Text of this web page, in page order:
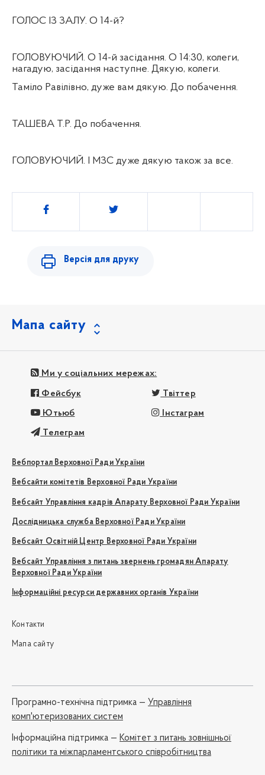
ГОЛОС ІЗ ЗАЛУ. О 14-й?
ГОЛОВУЮЧИЙ. О 14-й засідання. О 14:30, колеги,
нагадую, засідання наступне. Дякую, колеги.
Таміло Равілівно, дуже вам дякую. До побачення.
ТАШЕВА Т.Р. До побачення.
ГОЛОВУЮЧИЙ. І МЗС дуже дякую також за все.
Поділитись
Версія для друку
Мапа сайту
Ми у соціальних мережах:
Фейсбук Твіттер
Ютьюб Інстаграм
Телеграм
Вебпортал Верховної Ради України
Вебсайти комітетів Верховної Ради України
Вебсайт Управління кадрів Апарату Верховної Ради України
Дослідницька служба Верховної Ради України
Вебсайт Освітній Центр Верховної Ради України
Вебсайт Управління з питань звернень громадян Апарату
Верховної Ради України
Інформаційні ресурси державних органів України
Контакти
Мапа сайту
Програмно-технічна підтримка — Управління
комп'ютеризованих систем
Iнформаційна підтримка — Комітет з питань зовнішньої
політики та міжпарламентського співробітництва